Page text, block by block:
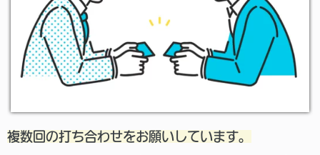
複数回の打ち合わせをお願いしています。